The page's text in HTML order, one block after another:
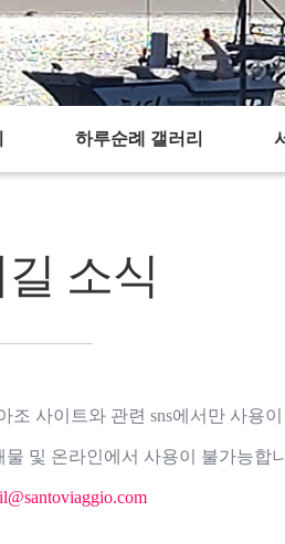
소식 chevron_right 순례길 소식
하루순례 갤러리
소식
조 사이트와 관련 sns에서만 사용
및 온라인에서 사용이 불가능합